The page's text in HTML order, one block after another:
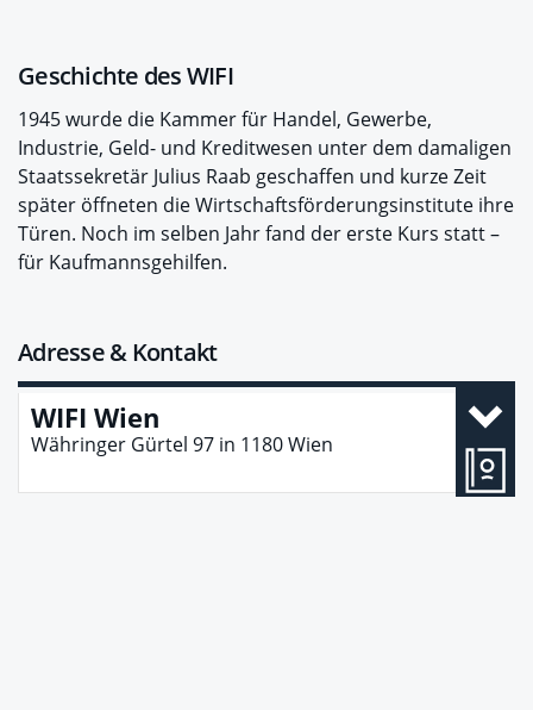
Geschichte des WIFI
1945 wurde die Kammer für Handel, Gewerbe,
Industrie, Geld- und Kreditwesen unter dem damaligen
Staatssekretär Julius Raab geschaffen und kurze Zeit
später öffneten die Wirtschaftsförderungsinstitute ihre
Türen. Noch im selben Jahr fand der erste Kurs statt –
für Kaufmannsgehilfen.
Adresse & Kontakt
WIFI Wien
Währinger Gürtel 97 in 1180Wien